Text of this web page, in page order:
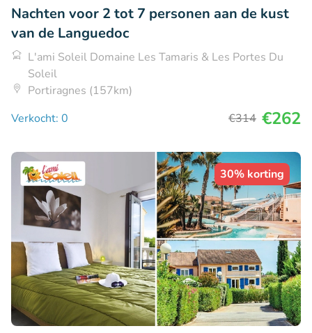
Nachten voor 2 tot 7 personen aan de kust
van de Languedoc
L'ami Soleil Domaine Les Tamaris & Les Portes Du
Soleil
Portiragnes (157km)
Verkocht: 0
€314 €262
30% korting